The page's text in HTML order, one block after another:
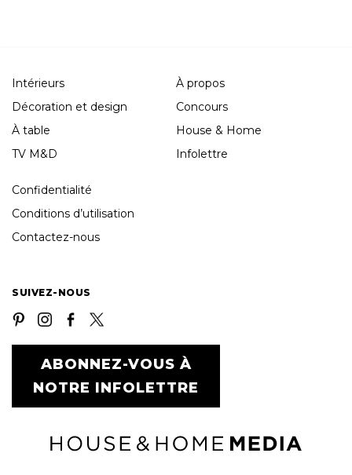
Intérieurs
Décoration et design
À table
TV M&D
À propos
Concours
House & Home
Infolettre
Confidentialité
Conditions d’utilisation
Contactez-nous
SUIVEZ-NOUS
ABONNEZ-VOUS À
NOTRE INFOLETTRE